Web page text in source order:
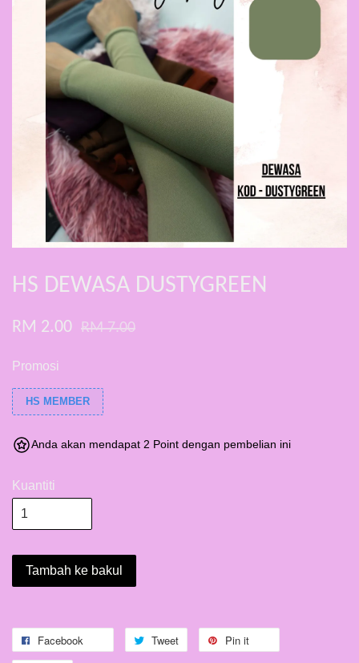
HS DEWASA DUSTYGREEN
RM 2.00 RM 7.00
Promosi
HS MEMBER
Anda akan mendapat 2 Point dengan pembelian ini
Kuantiti
Tambah ke bakul
Facebook Tweet Pin it